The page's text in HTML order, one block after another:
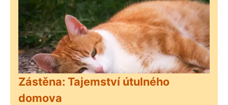
Zástěna: Tajemství útulného
domova